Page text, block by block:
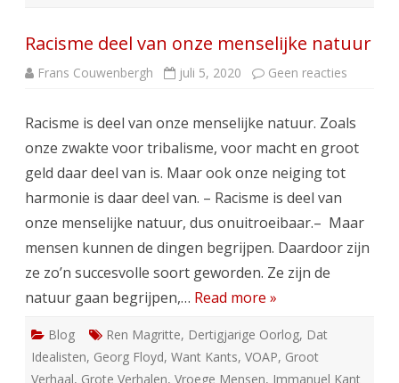
Racisme deel van onze menselijke natuur
Frans Couwenbergh juli 5, 2020 Geen reacties
onze
natuur
Racisme is deel van onze menselijke natuur. Zoals
onze zwakte voor tribalisme, voor macht en groot
geld daar deel van is. Maar ook onze neiging tot
harmonie is daar deel van. – Racisme is deel van
onze menselijke natuur, dus onuitroeibaar.– Maar
mensen kunnen de dingen begrijpen. Daardoor zijn
ze zo’n succesvolle soort geworden. Ze zijn de
natuur gaan begrijpen,… Read more »
Blog Ren Magritte, Dertigjarige Oorlog, Dat
Idealisten, Georg Floyd, Want Kants, VOAP, Groot
Verhaal, Grote Verhalen, Vroege Mensen, Immanuel Kant